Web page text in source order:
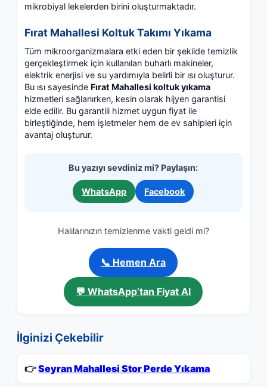
mikrobiyal lekelerden birini oluşturmaktadır.
Fırat Mahallesi Koltuk Takımı Yıkama
Tüm mikroorganizmalara etki eden bir şekilde temizlik
gerçekleştirmek için kullanılan buharlı makineler,
elektrik enerjisi ve su yardımıyla belirli bir ısı oluşturur.
Bu ısı sayesinde Fırat Mahallesi koltuk yıkama
hizmetleri sağlanırken, kesin olarak hijyen garantisi
elde edilir. Bu garantili hizmet uygun fiyat ile
birleştiğinde, hem işletmeler hem de ev sahipleri için
avantaj oluşturur.
Bu yazıyı sevdiniz mi? Paylaşın:
WhatsApp Facebook
Halılarınızın temizlenme vakti geldi mi?
📞 Hemen Ara
💬 WhatsApp’tan Fiyat Al
İlginizi Çekebilir
👉Seyran Mahallesi Stor Perde Yıkama